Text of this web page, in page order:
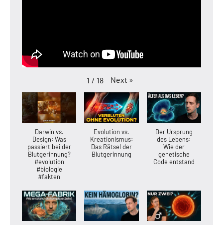
1 / 18 Next »
Darwin vs.
Design: Was
passiert bei der
Blutgerinnung?
#evolution
#biologie
#fakten
Evolution vs.
Kreationismus:
Das Rätsel der
Blutgerinnung
Der Ursprung
des Lebens:
Wie der
genetische
Code entstand